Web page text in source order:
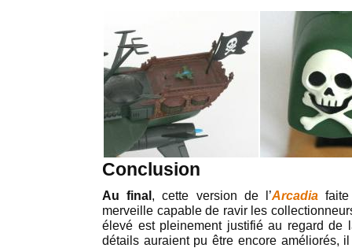
Conclusion
Au final , cette version de l’Arcadiafaite
merveille capable de ravir les
élevé est pleinement justifié au regard de
détails auraient pu être encore améliorés,